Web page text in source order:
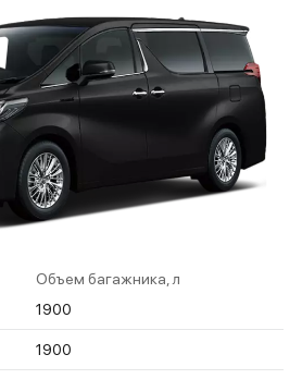
Объем багажника, л
1900
1900